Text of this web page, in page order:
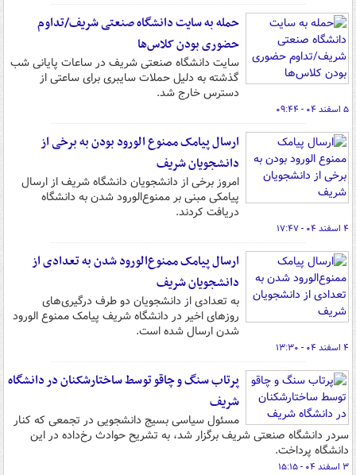
حمله به سایت دانشگاه صنعتی شریف/تداوم
حضوری بودن کلاس‌ها
سایت دانشگاه صنعتی شریف در ساعات پایانی شب
گذشته به دلیل حملات سایبری برای ساعتی از
دسترس خارج شد.
۵ اسفند ۰۴ - ۰۹:۴۴
ارسال پیامک ممنوع الورود بودن به برخی از
دانشجویان شریف
امروز برخی از دانشجویان دانشگاه شریف از ارسال
پیامکی مبنی بر ممنوع‌الورود شدن به دانشگاه
دریافت کردند.
۴ اسفند ۰۴ - ۱۷:۴۷
ارسال پیامک ممنوع‌الورود شدن به تعدادی از
دانشجویان شریف
به تعدادی از دانشجویان دو طرف درگیری‌های
روزهای اخیر در دانشگاه شریف پیامک ممنوع الورود
شدن ارسال شده است.
۴ اسفند ۰۴ - ۱۳:۳۰
پرتاب سنگ و چاقو توسط ساختارشکنان در دانشگاه
شریف
مسئول سیاسی بسیج دانشجویی در تجمعی که کنار
سردر دانشگاه صنعتی شریف برگزار شد، به تشریح حوادث رخ‌داده در این
دانشگاه پرداخت.
۳ اسفند ۰۴ - ۱۵:۱۵